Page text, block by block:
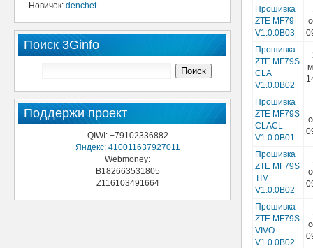
Новичок: denchet
Поиск 3Ginfo
Поддержи проект
QIWI: +79102336882
Яндекс: 410011637927011
Webmoney:
B182663531805
Z116103491664
Прошивка
ZTE MF79
V1.0.0B03
Прошивка
ZTE MF79S
CLA
V1.0.0B02
Прошивка
ZTE MF79S
CLACL
V1.0.0B01
Прошивка
ZTE MF79S
TIM
V1.0.0B02
Прошивка
ZTE MF79S
VIVO
V1.0.0B02